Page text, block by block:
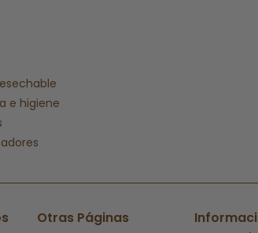
e higiene
Otras Páginas